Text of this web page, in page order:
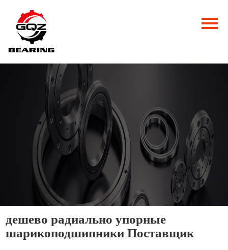
Главная
Продукция
Новости
Контакты
дешево радиально упорные
шарикоподшипники Поставщик